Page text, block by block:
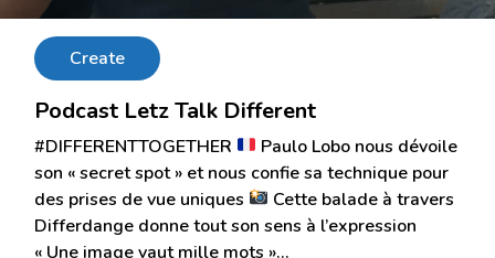
Create
Podcast Letz Talk Different
#DIFFERENTTOGETHER
Paulo Lobo nous dévoile
son « secret spot » et nous confie sa technique pour
des prises de vue uniques
Cette balade à travers
Differdange donne tout son sens à l’expression
« Une image vaut mille mots »…